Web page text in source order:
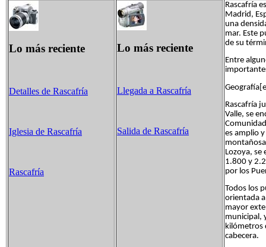
Lo más reciente
Detalles de Rascafría
Iglesia de Rascafría
Rascafría
Lo más reciente
Llegada a Rascafría
Salida de Rascafría
Rascafría
Madrid,
una
mar. Este
de su
Entre
Rascafría
Valle, se
es amplio
Lozoya,
1.800 y
por los
Todos los
orientada
mayor
municipal,
kilómetros
cabecera.